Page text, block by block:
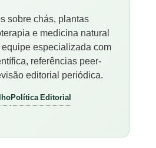
sobre chás, plantas
e medicina natural
especializada com
referências peer-
editorial periódica.
Política Editorial